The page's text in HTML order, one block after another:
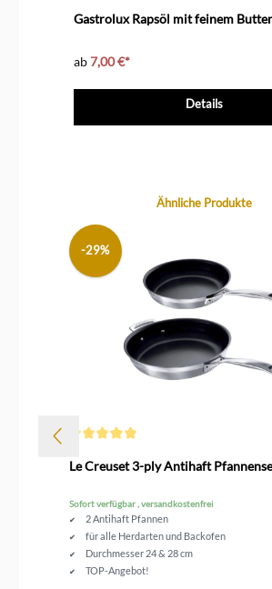
Gastrolux Rapsöl mit feinem
ab7,00 €*
Details
Produktgalerie überspringenÄhnliche Produkte
-29%
Le Creuset 3-ply Antihaft
Sofort verfügbar , versandkostenfrei
2 Antihaft Pfannen
für alle Herdarten und Backofen
Durchmesser 24 & 28 cm
TOP-Angebot!